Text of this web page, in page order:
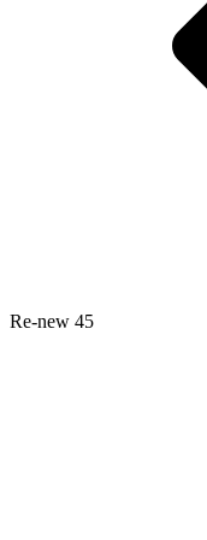
Re-new 45